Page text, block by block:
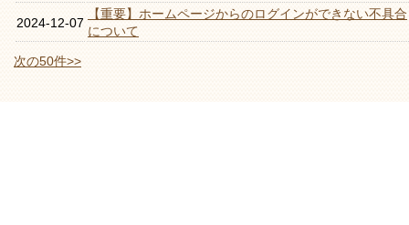
2024-12-07
【重要】ホームページからのログインができない不具合
について
次の50件>>